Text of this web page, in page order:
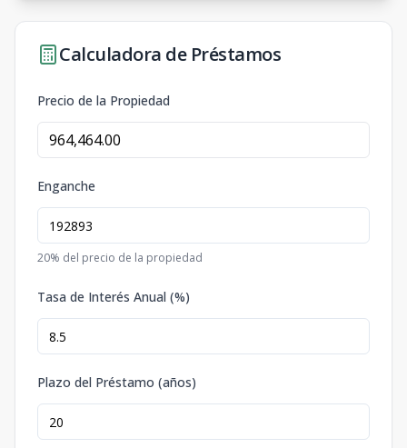
Calculadora de Préstamos
Precio de la Propiedad
Enganche
20% del precio de la propiedad
Tasa de Interés Anual (%)
Plazo del Préstamo (años)